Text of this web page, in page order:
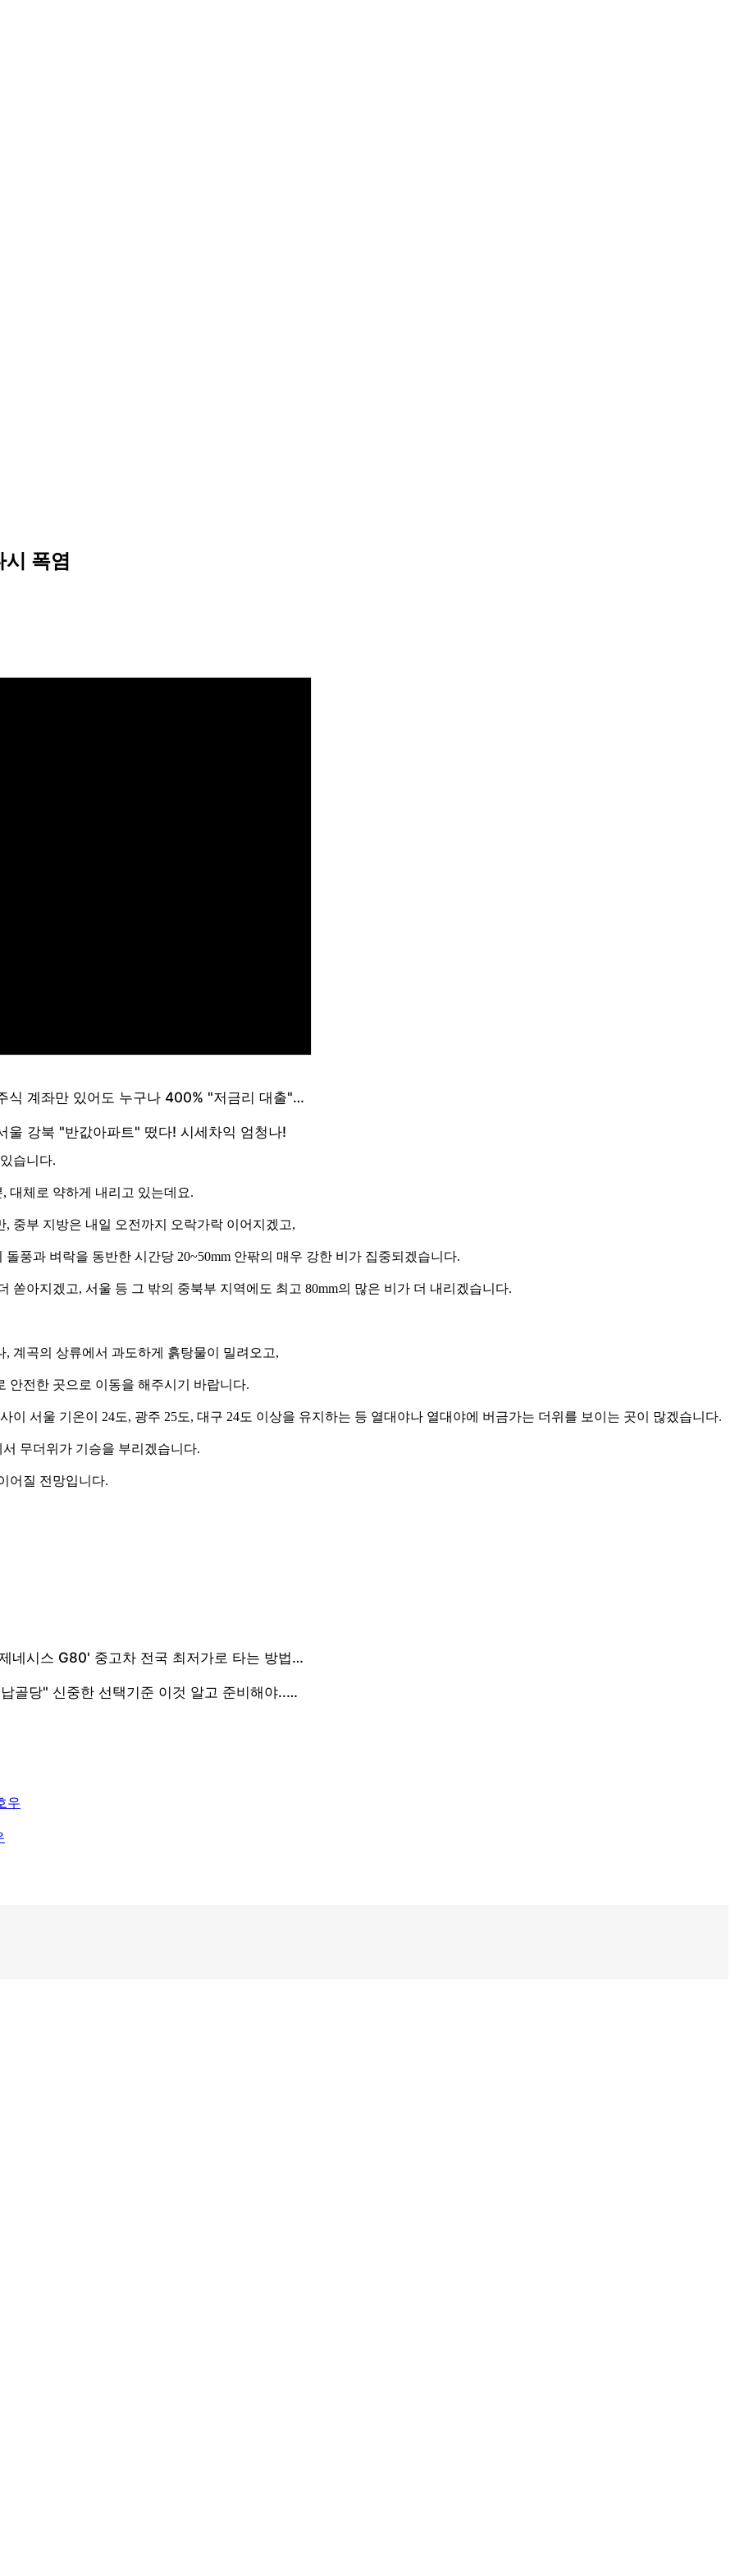
폭염
습니다.
대체로 약하게 내리고 있는데요.
중부 지방은 내일 오전까지 오락가락 이어지겠고,
풍과 벼락을 동반한 시간당 20~50mm 안팎의 매우 강한 비가 집중되겠습니다.
쏟아지겠고, 서울 등 그 밖의 중북부 지역에도 최고 80mm의 많은 비가 더 내리겠습니다.
계곡의 상류에서 과도하게 흙탕물이 밀려오고,
안전한 곳으로 이동을 해주시기 바랍니다.
서울 기온이 24도, 광주 25도, 대구 24도 이상을 유지하는 등 열대야나 열대야에 버금가는 더위를 보이는 곳이 많겠습니다.
무더위가 기승을 부리겠습니다.
어질 전망입니다.
우